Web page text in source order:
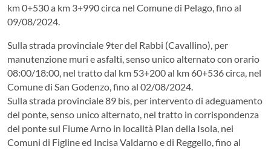
km 0+530 a km 3+990 circa nel Comune di Pelago, fino al
09/08/2024.
Sulla strada provinciale 9ter del Rabbi (Cavallino), per
manutenzione muri e asfalti, senso unico alternato con orario
08:00/18:00, nel tratto dal km 53+200 al km 60+536 circa, nel
Comune di San Godenzo, fino al 02/08/2024.
Sulla strada provinciale 89 bis, per intervento di adeguamento
del ponte, senso unico alternato, nel tratto in corrispondenza
del ponte sul Fiume Arno in località Pian della Isola, nei
Comuni di Figline ed Incisa Valdarno e di Reggello, fino al